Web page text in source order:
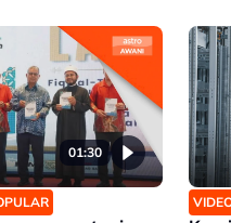
01:30